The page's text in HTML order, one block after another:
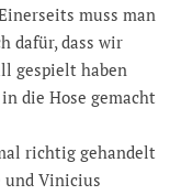
muss man
dafür, dass wir
gespielt haben
die Hose gemacht
richtig gehandelt
und Vinicius